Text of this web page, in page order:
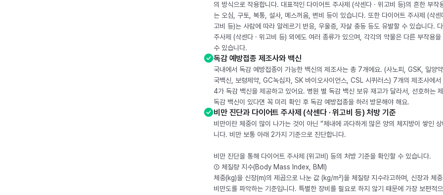
의 방식으로 작용합니다. 대표적인 다이어트 주사제 (삭센다 · 위고비 등)의 흔한 부작
는 오심, 구토, 복통, 설사, 메스꺼움, 변비 등이 있습니다. 또한 다이어트 주사제 (삭센
고비 등)는 사람에 따라 알레르기 반응, 우울증, 자살 충동 등도 유발할 수 있습니다.
주사제 (삭센다 · 위고비 등) 외에도 여러 종류가 있으며, 각각의 약물은 다른 부작용을
수 있습니다.
독감 예방접종 제조사와 백신
국내에서 독감 예방접종이 가능한 백신의 제조사는 총 7개에요. (사노피, GSK, 일양
국백신, 보령제약, GC녹십자, SK 바이오사이언스, CSL 시퀴러스) 7개의 제조사에서
4가 독감 백신을 제공하고 있어요. 병원 별 독감 백신 보유 재고가 달라서, 선호하는
독감 백신이 있다면 꼭 미리 확인 후 독감 예방접종을 하러 방문해야 해요.
비만 진단과 다이어트 주사제 (삭센다 · 위고비 등) 처방 기준
비만이란 체중이 많이 나가는 것이 아닌 “체내에 과다하게 많은 양의 체지방이 쌓인
니다. 비만 보통 아래 2가지 기준으로 진단합니다.
비만 진단을 통해 다이어트 주사제 (위고비) 등의 처방 기준을 확인할 수 있습니다.
① 체질량 지수(Body Mass Index, BMI)
체중(kg)을 신장(m)의 제곱으로 나눈 값 (kg/m²)을 체질량 지수라고하며, 신장과 체
비만도를 파악하는 기준입니다. 특별한 장비를 필요로 하지 않기 때문에 가장 보편적